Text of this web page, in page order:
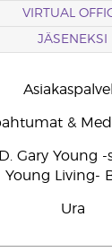
VIRTUAL
JÄSENEKSI
&
D. Gary Young -
Young Living-
Ura